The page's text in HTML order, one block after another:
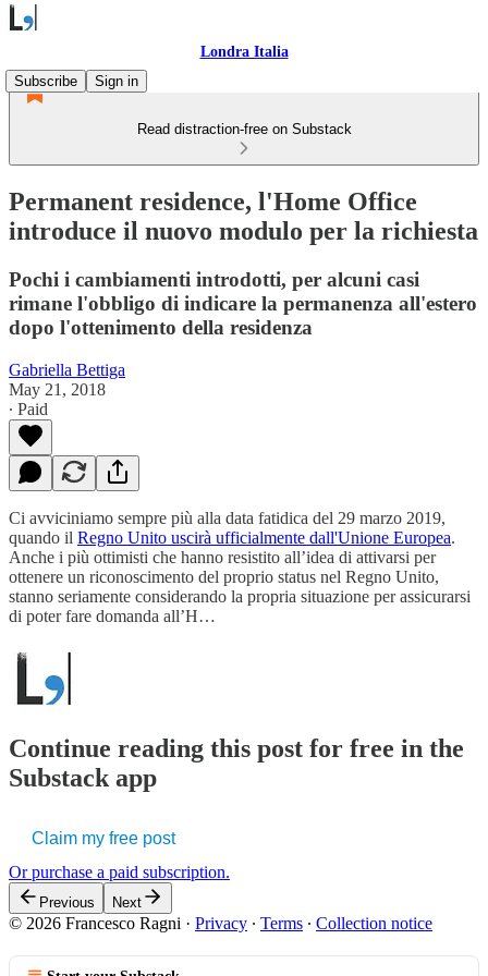
Londra Italia
Subscribe
Sign in
Read distraction-free on Substack
Permanent residence, l'Home Office
introduce il nuovo modulo per la richiesta
Pochi i cambiamenti introdotti, per alcuni casi
rimane l'obbligo di indicare la permanenza all'estero
dopo l'ottenimento della residenza
Gabriella Bettiga
May 21, 2018
∙ Paid
Ci avviciniamo sempre più alla data fatidica del 29 marzo 2019,
quando il Regno Unito uscirà ufficialmente dall'Unione Europea.
Anche i più ottimisti che hanno resistito all’idea di attivarsi per
ottenere un riconoscimento del proprio status nel Regno Unito,
stanno seriamente considerando la propria situazione per assicurarsi
di poter fare domanda all’H…
Continue reading this post for free in the
Substack app
Claim my free post
Or purchase a paid subscription.
Previous Next
© 2026 Francesco Ragni · Privacy ∙ Terms ∙ Collection notice